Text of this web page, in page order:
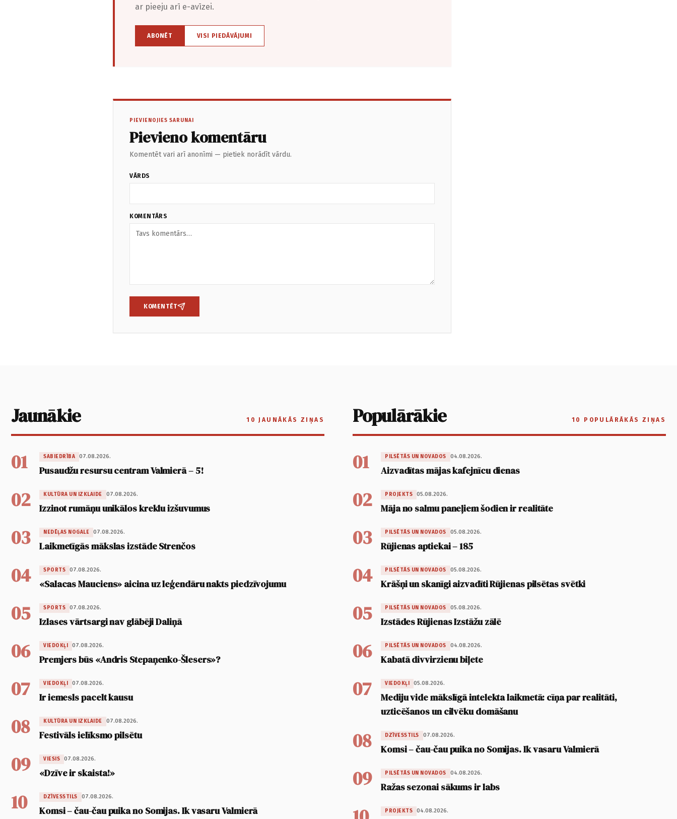
ar pieeju arī e-avīzei.
ABONĒT VISI PIEDĀVĀJUMI
PIEVIENOJIES SARUNAI
Pievieno komentāru
Komentēt vari arī anonīmi — pietiek norādīt vārdu.
VĀRDS
KOMENTĀRS
KOMENTĒT
Jaunākie 10 JAUNĀKĀS ZIŅAS
01 SABIEDRĪBA 07.08.2026.
Pusaudžu resursu centram Valmierā – 5!
02 KULTŪRA UN IZKLAIDE 07.08.2026.
Izzinot rumāņu unikālos kreklu izšuvumus
03 NEDĒĻAS NOGALE 07.08.2026.
Laikmetīgās mākslas izstāde Strenčos
04 SPORTS 07.08.2026.
«Salacas Mauciens» aicina uz leģendāru nakts piedzīvojumu
05 SPORTS 07.08.2026.
Izlases vārtsargi nav glābēji Daliņā
06 VIEDOKĻI 07.08.2026.
Premjers būs «Andris Stepaņenko-Šlesers»?
07 VIEDOKĻI 07.08.2026.
Ir iemesls pacelt kausu
08 KULTŪRA UN IZKLAIDE 07.08.2026.
Festivāls ielīksmo pilsētu
09 VIESIS 07.08.2026.
«Dzīve ir skaista!»
10 DZĪVESSTILS 07.08.2026.
Komsi – čau-čau puika no Somijas. Ik vasaru Valmierā
Populārākie 10 POPULĀRĀKĀS ZIŅAS
01 PILSĒTĀS UN NOVADOS 04.08.2026.
Aizvadītas mājas kafejnīcu dienas
02 PROJEKTS 05.08.2026.
Māja no salmu paneļiem šodien ir realitāte
03 PILSĒTĀS UN NOVADOS 05.08.2026.
Rūjienas aptiekai – 185
04 PILSĒTĀS UN NOVADOS 05.08.2026.
Krāšņi un skanīgi aizvadīti Rūjienas pilsētas svētki
05 PILSĒTĀS UN NOVADOS 05.08.2026.
Izstādes Rūjienas Izstāžu zālē
06 PILSĒTĀS UN NOVADOS 04.08.2026.
Kabatā divvirzienu biļete
07 VIEDOKĻI 05.08.2026.
Mediju vide mākslīgā intelekta laikmetā: cīņa par realitāti,
uzticēšanos un cilvēku domāšanu
08 DZĪVESSTILS 07.08.2026.
Komsi – čau-čau puika no Somijas. Ik vasaru Valmierā
09 PILSĒTĀS UN NOVADOS 04.08.2026.
Ražas sezonai sākums ir labs
PROJEKTS 04.08.2026.